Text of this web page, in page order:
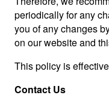
periodically for any
you of any changes
on our website and
This policy is
Contact Us